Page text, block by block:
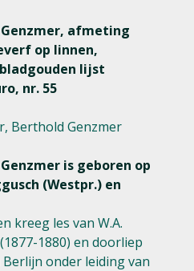
afmeting
op linnen,
lijst
nr. 55
Berthold Genzmer
is geboren op
(Westpr.) en
kreeg les van W.A.
1880) en doorliep
onder leiding van